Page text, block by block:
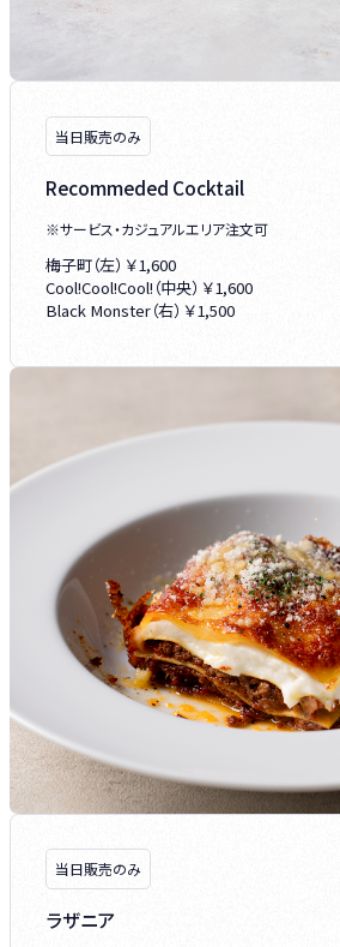
当日販売のみ
Recommeded Cocktail
※サービス・カジュアルエリア注文可
梅子町（左） ￥1,600
Cool!Cool!Cool!（中央） ￥1,600
Black Monster（右） ￥1,500
当日販売のみ
ラザニア